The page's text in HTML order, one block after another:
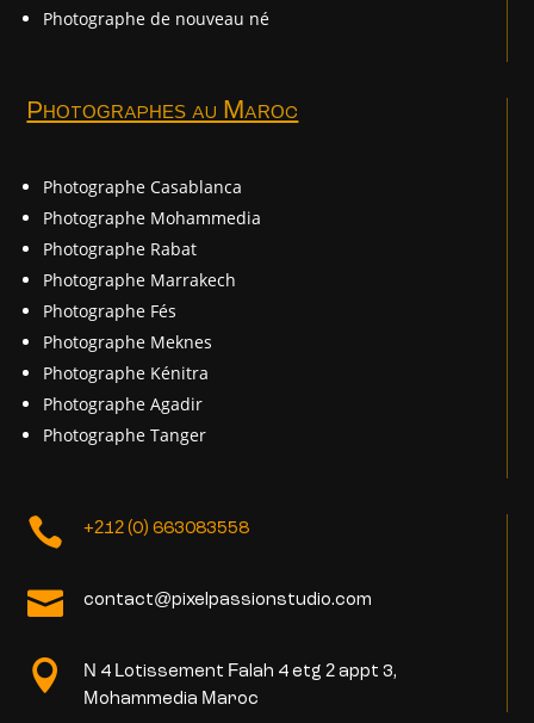
Photographe de nouveau né
Photographes au Maroc
Photographe Casablanca
Photographe Mohammedia
Photographe Rabat
Photographe Marrakech
Photographe Fés
Photographe Meknes
Photographe Kénitra
Photographe Agadir
Photographe Tanger
 +212 (0) 663083558
 contact@pixelpassionstudio.com

N 4 Lotissement Falah 4 etg 2 appt 3,
Mohammedia Maroc